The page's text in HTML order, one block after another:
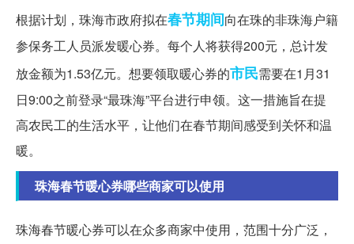
根据计划，珠海市政府拟在春节期间向在珠的非珠海户籍
参保务工人员派发暖心券。每个人将获得200元，总计发
放金额为1.53亿元。想要领取暖心券的市民需要在1月31
日9:00之前登录“最珠海”平台进行申领。这一措施旨在提
高农民工的生活水平，让他们在春节期间感受到关怀和温
暖。
珠海春节暖心券哪些商家可以使用
珠海春节暖心券可以在众多商家中使用，范围十分广泛，